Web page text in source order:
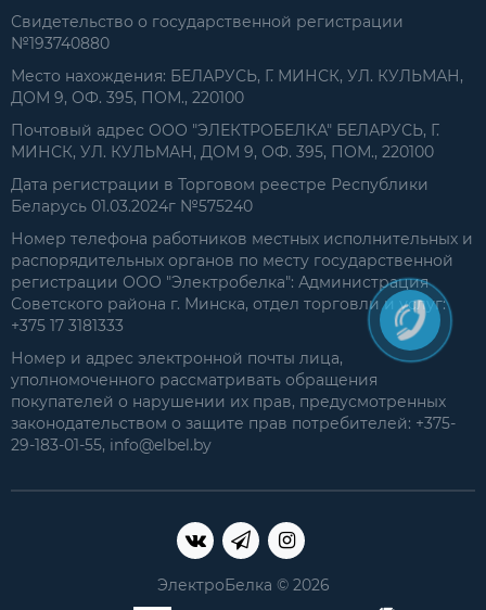
Свидетельство о государственной регистрации
№193740880
Место нахождения: БЕЛАРУСЬ, Г. МИНСК, УЛ. КУЛЬМАН,
ДОМ 9, ОФ. 395, ПОМ., 220100
Почтовый адрес ООО "ЭЛЕКТРОБЕЛКА" БЕЛАРУСЬ, Г.
МИНСК, УЛ. КУЛЬМАН, ДОМ 9, ОФ. 395, ПОМ., 220100
Дата регистрации в Торговом реестре Республики
Беларусь 01.03.2024г №575240
Номер телефона работников местных исполнительных и
распорядительных органов по месту государственной
регистрации ООО "Электробелка": Администрация
Советского района г. Минска, отдел торговли и услуг:
+375 17 3181333
Номер и адрес электронной почты лица,
уполномоченного рассматривать обращения
покупателей о нарушении их прав, предусмотренных
законодательством о защите прав потребителей: +375-
29-183-01-55, info@elbel.by
ЭлектроБелка © 2026